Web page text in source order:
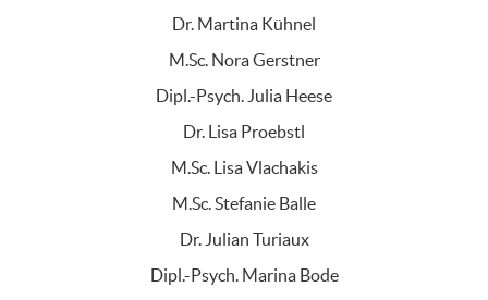
Dr. Martina Kühnel
M.Sc. Nora Gerstner
Dipl.-Psych. Julia Heese
Dr. Lisa Proebstl
M.Sc. Lisa Vlachakis
M.Sc. Stefanie Balle
Dr. Julian Turiaux
Dipl.-Psych. Marina Bode